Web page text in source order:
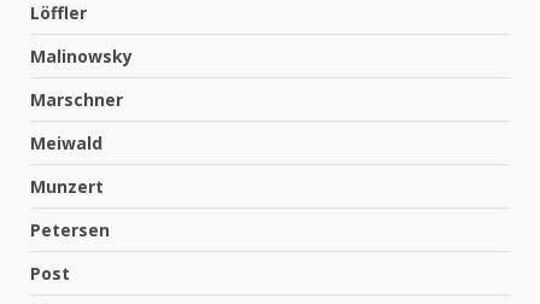
Löffler
Malinowsky
Marschner
Meiwald
Munzert
Petersen
Post